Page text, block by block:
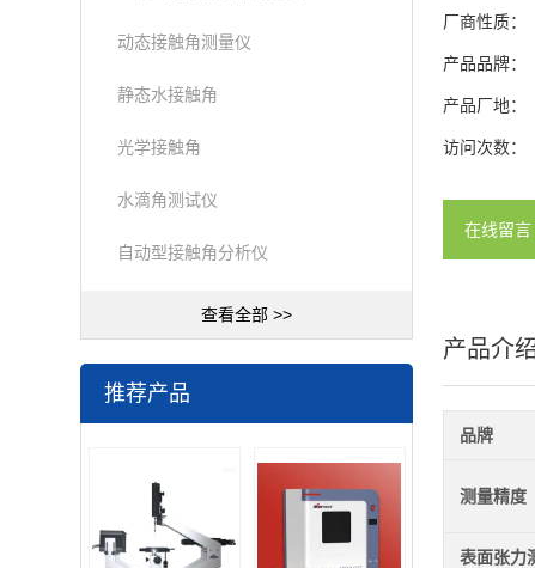
动态接触角测量仪
静态水接触角
光学接触角
水滴角测试仪
自动型接触角分析仪
查看全部 >>
推荐产品
厂商性质：
产品品牌：
产品厂地：
访问次数：
在线留言
产品介
品牌
测量精度
表面张力